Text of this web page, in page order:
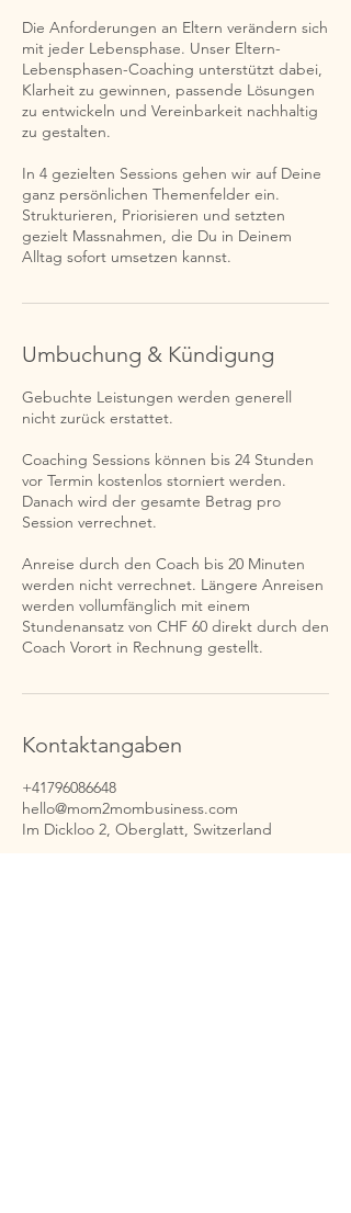
Die Anforderungen an Eltern verändern sich
mit jeder Lebensphase. Unser Eltern-
Lebensphasen-Coaching unterstützt dabei,
Klarheit zu gewinnen, passende Lösungen
zu entwickeln und Vereinbarkeit nachhaltig
zu gestalten.
In 4 gezielten Sessions gehen wir auf Deine
ganz persönlichen Themenfelder ein.
Strukturieren, Priorisieren und setzten
gezielt Massnahmen, die Du in Deinem
Alltag sofort umsetzen kannst.
Umbuchung & Kündigung
Gebuchte Leistungen werden generell
nicht zurück erstattet.
Coaching Sessions können bis 24 Stunden
vor Termin kostenlos storniert werden.
Danach wird der gesamte Betrag pro
Session verrechnet.
Anreise durch den Coach bis 20 Minuten
werden nicht verrechnet. Längere Anreisen
werden vollumfänglich mit einem
Stundenansatz von CHF 60 direkt durch den
Coach Vorort in Rechnung gestellt.
Kontaktangaben
+41796086648
hello@mom2mombusiness.com
Im Dickloo 2, Oberglatt, Switzerland